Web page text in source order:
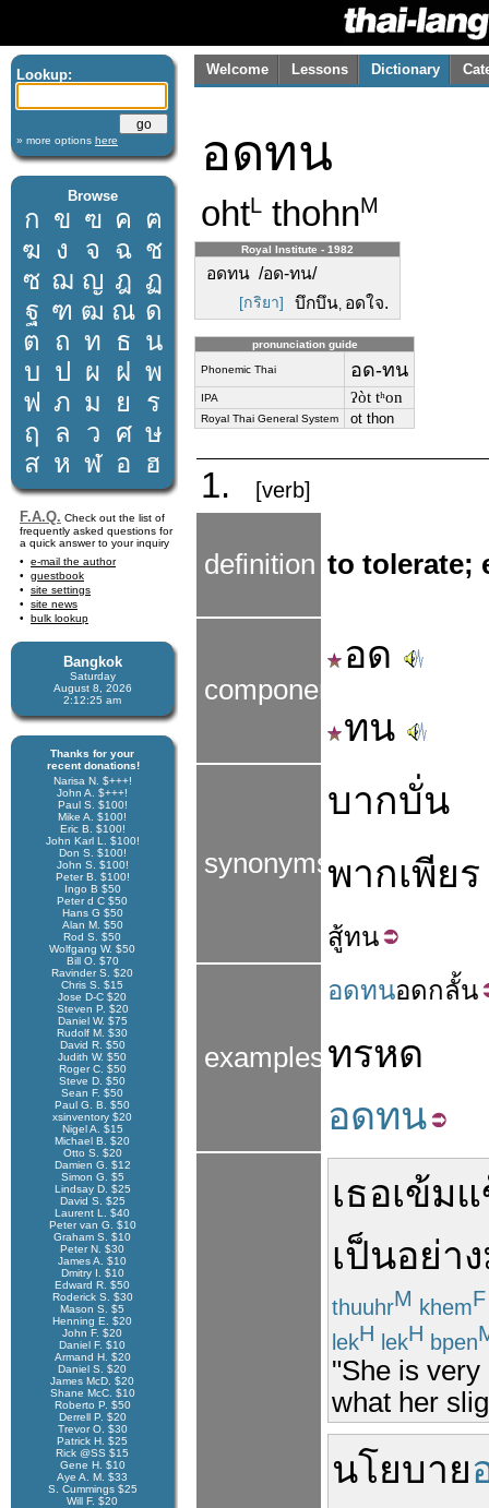
Lookup:
» more options here
Browse
ก ข ฃ ค ฅ
ฆ ง จ ฉ ช
ซ ฌ ญ ฎ ฏ
ฐ ฑ ฒ ณ ด
ต ถ ท ธ น
บ ป ผ ฝ พ
ฟ ภ ม ย
ร
ฤ
ล ว ศ ษ
ส ห ฬ อ ฮ
F.A.Q. Check out the list of
frequently asked questions for
a quick answer to your inquiry
e-mail the author
guestbook
site settings
site news
bulk lookup
Bangkok
Saturday
August 8, 2026
2:12:26 am
Thanks for your
recent donations!
Narisa N. $+++!
John A. $+++!
Paul S. $100!
Mike A. $100!
Eric B. $100!
John Karl L. $100!
Don S. $100!
John S. $100!
Peter B. $100!
Ingo B $50
Peter d C $50
Hans G $50
Alan M. $50
Rod S. $50
Wolfgang W. $50
Bill O. $70
Ravinder S. $20
Chris S. $15
Jose D-C $20
Steven P. $20
Daniel W. $75
Rudolf M. $30
David R. $50
Judith W. $50
Roger C. $50
Steve D. $50
Sean F. $50
Paul G. B. $50
xsinventory $20
Nigel A. $15
Michael B. $20
Otto S. $20
Damien G. $12
Simon G. $5
Lindsay D. $25
David S. $25
Laurent L. $40
Peter van G. $10
Graham S. $10
Peter N. $30
James A. $10
Dmitry I. $10
Edward R. $50
Roderick S. $30
Mason S. $5
Henning E. $20
John F. $20
Daniel F. $10
Armand H. $20
Daniel S. $20
James McD. $20
Shane McC. $10
Roberto P. $50
Derrell P. $20
Trevor O. $30
Patrick H. $25
Rick @SS $15
Gene H. $10
Aye A. M. $33
S. Cummings $25
Will F. $20
Welcome Lessons Dictionary
อดทน
ohtL thohnM
Royal Institute - 1982
อดทน /อด-ทน/
[กริยา] บึกบึน, อดใจ.
pronunciation guide
Phonemic Thai อด-ทน
IPA ʔòt tʰon
Royal Thai General System ot thon
1. [verb]
definition to tolerate;
components
อด
ทน
synonyms
บากบั่น
พากเพียร
สู้ทน
examples
อดทนอดกลั้น
ทรหด
อดทน
เธอเข้ม
เป็นอย่า
thuuhrM khemF
lekH lekH bpen
"She is very
what her
นโยบาย